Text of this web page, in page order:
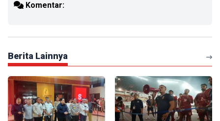
Komentar:
Berita Lainnya